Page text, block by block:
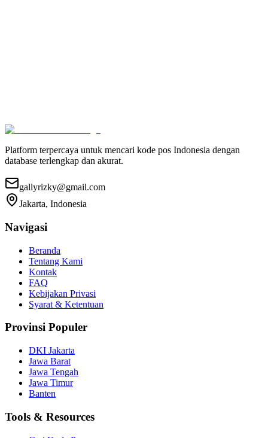
Platform terpercaya untuk mencari kode pos Indonesia dengan
database terlengkap dan akurat.
gallyrizky@gmail.com
Jakarta, Indonesia
Navigasi
Beranda
Tentang Kami
Kontak
FAQ
Kebijakan Privasi
Syarat & Ketentuan
Provinsi Populer
DKI Jakarta
Jawa Barat
Jawa Tengah
Jawa Timur
Banten
Tools & Resources